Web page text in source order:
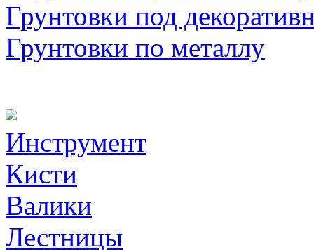
Грунтовки под
Грунтовки по металлу
Инструмент
Кисти
Валики
Лестницы